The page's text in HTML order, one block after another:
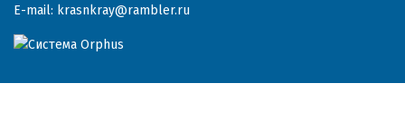
E-mail: krasnkray@rambler.ru